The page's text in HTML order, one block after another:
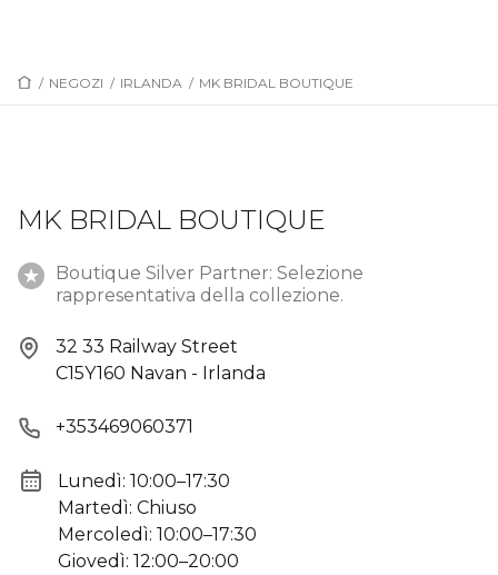
/ NEGOZI / IRLANDA / MK BRIDAL BOUTIQUE
MK BRIDAL BOUTIQUE
Boutique Silver Partner: Selezione
rappresentativa della collezione.
32 33 Railway Street
C15Y160 Navan - Irlanda
+353469060371
Lunedì: 10:00–17:30
Martedì: Chiuso
Mercoledì: 10:00–17:30
Giovedì: 12:00–20:00